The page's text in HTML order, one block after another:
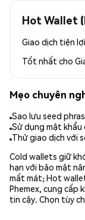
Hot Wallet
Giao dịch tiện
Tốt nhất cho
Mẹo chuyên
Sao lưu seed
Sử dụng mật khẩu
Thử giao dịch với
Cold wallets giữ
hạn với bảo mật
mất mát; Hot
Phemex, cung cấp
tin cậy. Chọn tùy